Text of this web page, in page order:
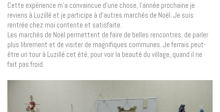
Cette expérience m’a convaincue d’une chose, l’année prochaine je
reviens à Luzillé et je participe à d’autres marchés de Noël. Je suis
rentrée chez moi contente et satisfaite.
Les marchés de Noël permettent de faire de belles rencontres, de parler
plus librement et de visiter de magnifiques communes. Je ferrais peut-
être un tour à Luzillé cet été, pour voir la beauté du village, quand il ne
fait pas froid.